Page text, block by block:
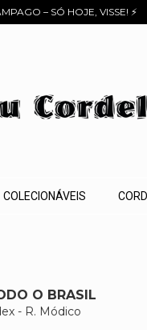
– SÓ HOJE, VISSE! ⚡
COLECIONÁVEIS
O BRASIL
- R. Módico